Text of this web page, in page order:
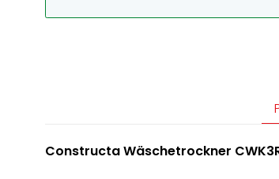
Constructa Wäschetrockner